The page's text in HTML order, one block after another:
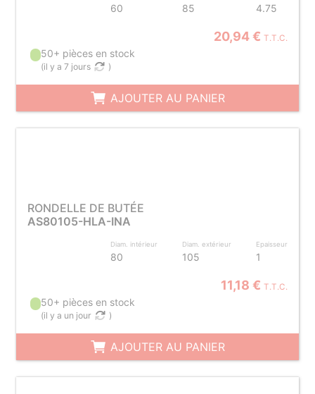
60 85 4.75
20,94 € T.T.C.
50+ pièces en stock
(il y a 7 jours )
AJOUTER AU PANIER
RONDELLE DE BUTÉE
AS80105-HLA-INA
Diam. intérieur
80
Diam. extérieur
105
Epaisseur
1
11,18 € T.T.C.
50+ pièces en stock
(il y a un jour )
AJOUTER AU PANIER